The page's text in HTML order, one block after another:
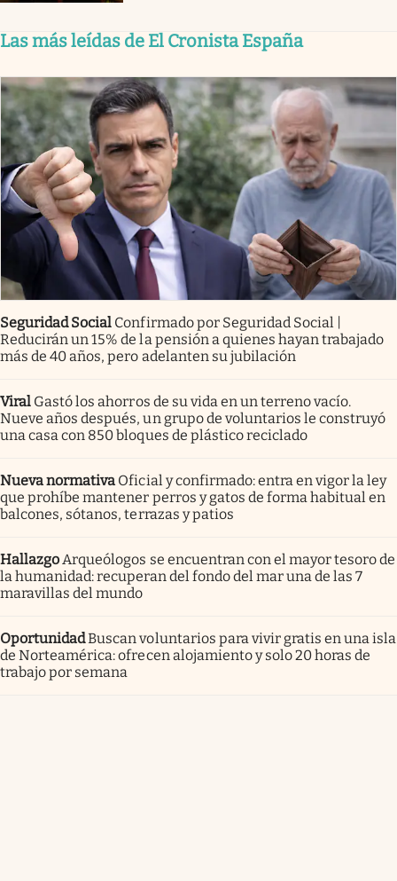
Las más leídas de El Cronista España
Seguridad Social Confirmado por Seguridad Social |
Reducirán un 15% de la pensión a quienes hayan trabajado
más de 40 años, pero adelanten su jubilación
Viral Gastó los ahorros de su vida en un terreno vacío.
Nueve años después, un grupo de voluntarios le construyó
una casa con 850 bloques de plástico reciclado
Nueva normativa Oficial y confirmado: entra en vigor la ley
que prohíbe mantener perros y gatos de forma habitual en
balcones, sótanos, terrazas y patios
Hallazgo Arqueólogos se encuentran con el mayor tesoro de
la humanidad: recuperan del fondo del mar una de las 7
maravillas del mundo
OportunidadBuscan voluntarios para vivir gratis en una isla
de Norteamérica: ofrecen alojamiento y solo 20 horas de
trabajo por semana